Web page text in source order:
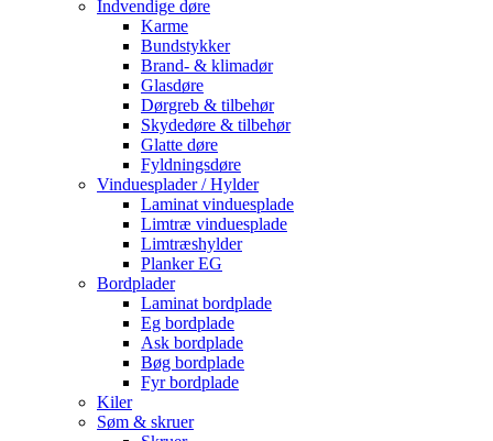
Indvendige døre
Karme
Bundstykker
Brand- & klimadør
Glasdøre
Dørgreb & tilbehør
Skydedøre & tilbehør
Glatte døre
Fyldningsdøre
Vinduesplader / Hylder
Laminat vinduesplade
Limtræ vinduesplade
Limtræshylder
Planker EG
Bordplader
Laminat bordplade
Eg bordplade
Ask bordplade
Bøg bordplade
Fyr bordplade
Kiler
Søm & skruer